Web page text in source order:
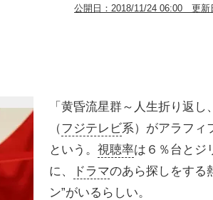
公開日： 2018/11/24 06:00 更新
「黄昏流星群～人生折り返し
（フジテレビ系）がアラフィ
という。 視聴率は６％台とジ
に、
ドラマのあら探しをする
ン”がいるらしい。